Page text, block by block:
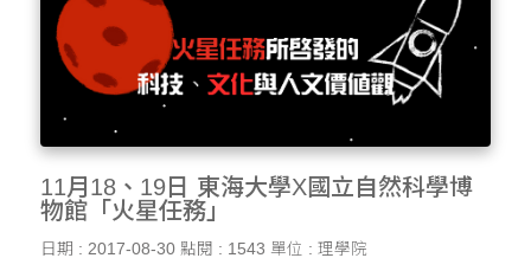
11月18、19日 東海大學X國立自然科學博
物館「火星任務」
日期 : 2017-08-30 點閱 : 1543 單位 : 理學院